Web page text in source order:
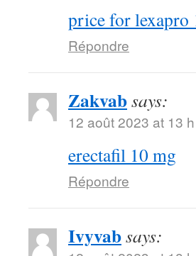
price for lexapro
Répondre
Zakvabsays:
12 août 2023 at 13
erectafil 10 mg
Répondre
Ivyvabsays: